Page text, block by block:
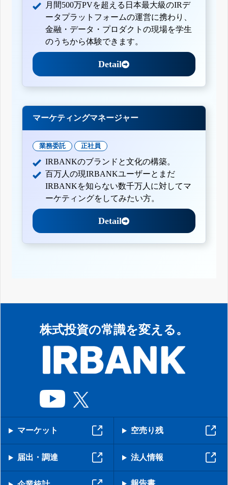
月間500万PVを超える日本最大級のIRデ
ータプラットフォームの運営に携わり、
金融・データ・プロダクトの現場を学生
のうちから体験できます。
Detail
マーケティングマネージャー
業務委託 正社員
IRBANKのブランドと文化の構築。
百万人の現IRBANKユーザーとまだ
IRBANKを知らない数千万人に対してマ
ーケティングをしてみたい方。
Detail
株式投資の常識を変える。
マーケット 空売り残
届出・調達 法人情報